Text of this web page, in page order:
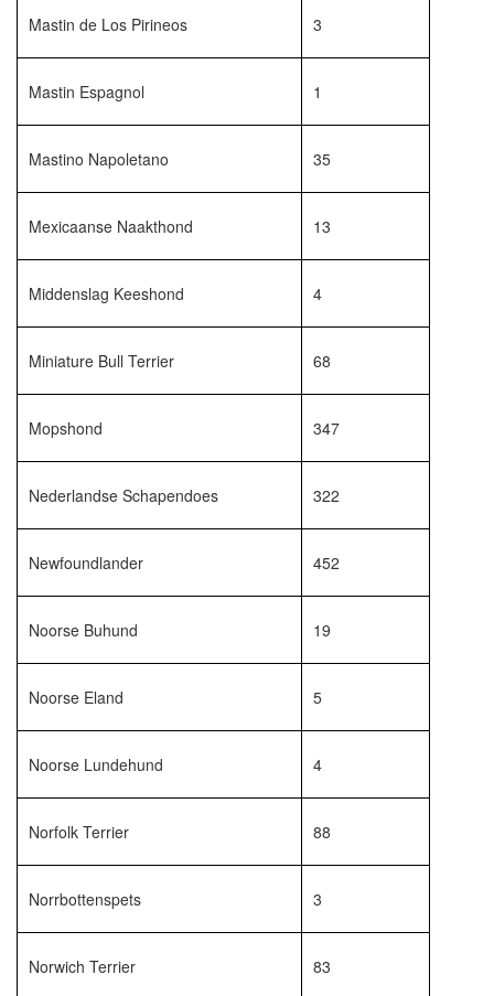
Mastin de Los Pirineos 3
Mastin Espagnol 1
Mastino Napoletano 35
Mexicaanse Naakthond 13
Middenslag Keeshond 4
Miniature Bull Terrier 68
Mopshond 347
Nederlandse Schapendoes 322
Newfoundlander 452
Noorse Buhund 19
Noorse Eland 5
Noorse Lundehund 4
Norfolk Terrier 88
Norrbottenspets 3
Norwich Terrier 83